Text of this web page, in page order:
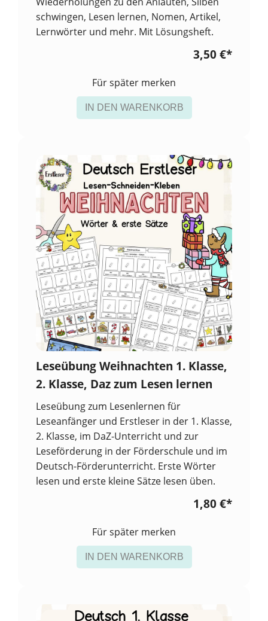
schwingen, Lesen lernen, Nomen, Artikel,
Lernwörter und mehr. Mit Lösungsheft.
3,50 €*
Für später merken
IN DEN WARENKORB
Leseübung Weihnachten 1. Klasse,
2. Klasse, Daz zum Lesen lernen
Leseübung zum Lesenlernen für
Leseanfänger und Erstleser in der 1. Klasse,
2. Klasse, im DaZ-Unterricht und zur
Leseförderung in der Förderschule und im
Deutsch-Förderunterricht. Erste Wörter
lesen und erste kleine Sätze lesen üben.
1,80 €*
Für später merken
IN DEN WARENKORB